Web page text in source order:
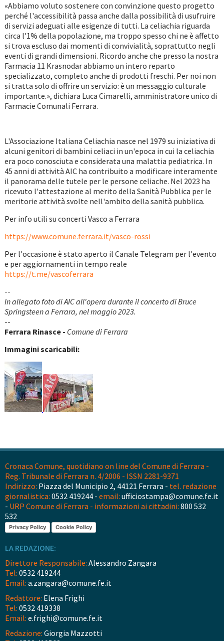
«Abbiamo voluto sostenere con convinzione questo progetto
perché l'accessibilità passa anche dalla possibilità di usufruire
di servizi adeguati alle esigenze di tutti. La celiachia riguarda
circa l'1% della popolazione, ma troppo spesso chi ne è affetto
si trova escluso dai momenti di convivialità, soprattutto negli
eventi di grandi dimensioni. Ricordo anche che presso la nostra
Farmacia 11 Krasnodar abbiamo un intero reparto
specializzato, completo anche di prodotti freschi. Per noi non
si tratta solo di offrire un servizio: è un messaggio culturale
importante.», dichiara Luca Cimarelli, amministratore unico di
Farmacie Comunali Ferrara.
L'Associazione Italiana Celiachia nasce nel 1979 su iniziativa di
alcuni genitori di bambini celiaci in un'epoca in cui la celiachia
era poco conosciuta e considerata una malattia pediatrica. In
45 anni di attività AIC ha contribuito a modificare interamente
il panorama delle tutele per le persone celiache. Nel 2023 ha
ricevuto l'attestazione al merito della Sanità Pubblica per le
meritorie attività svolte nell'ambito della sanità pubblica.
Per info utili su concerti Vasco a Ferrara
https://www.comune.ferrara.it/vasco-rossi
Per l'occasione è stato aperto il Canale Telegram per l'evento
e per aggiornamenti in tempo reale
https://t.me/vascoferrara
--
In allegato foto di AIC all'opera durante il concerto di Bruce
Springsteen a Ferrara, nel maggio 2023.
--
Ferrara Rinasce - Comune di Ferrara
Immagini scaricabili:
Cronaca Comune, quotidiano on line del Comune di Ferrara -
Reg. Tribunale di Ferrara n. 4/2006 - ISSN 2281-9371
Indirizzo: Piazza del Municipio 2, 44121 Ferrara - tel. redazione
giornalistica: 0532 419244 - email: ufficiostampa@comune.fe.it
- URP Comune di Ferrara - informazioni ai cittadini: 800 532
532
Privacy Policy Cookie Policy
LA REDAZIONE:
Direttore Responsabile: Alessandro Zangara
Tel: 0532 419244
Email: a.zangara@comune.fe.it
Redattore: Elena Frighi
Tel: 0532 419338
Email: e.frighi@comune.fe.it
Redazione: Giorgia Mazzotti